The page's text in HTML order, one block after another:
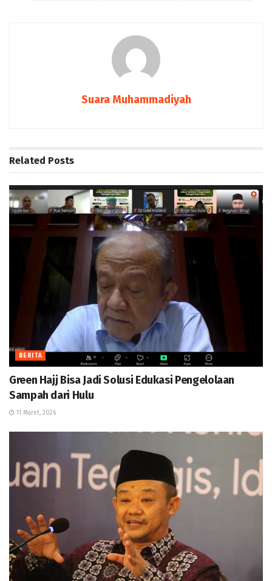
Suara Muhammadiyah
Related Posts
BERITA
Green Hajj Bisa Jadi Solusi Edukasi Pengelolaan
Sampah dari Hulu
11 Maret, 2026